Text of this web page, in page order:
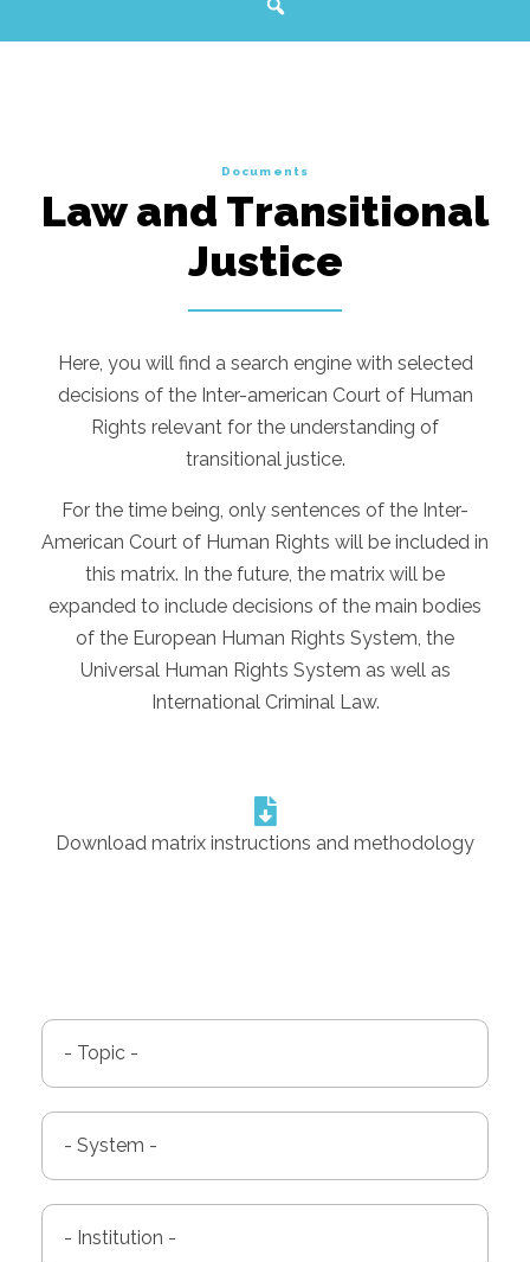
Documents
Law and Transitional
Justice
Here, you will find a search engine with selected
decisions of the Inter-american Court of Human
Rights relevant for the understanding of
transitional justice.
For the time being, only sentences of the Inter-
American Court of Human Rights will be included in
this matrix. In the future, the matrix will be
expanded to include decisions of the main bodies
of the European Human Rights System, the
Universal Human Rights System as well as
International Criminal Law.
Download matrix instructions and methodology